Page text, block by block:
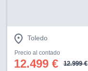
Toledo
Precio al contado
12.499 € 12.999 €